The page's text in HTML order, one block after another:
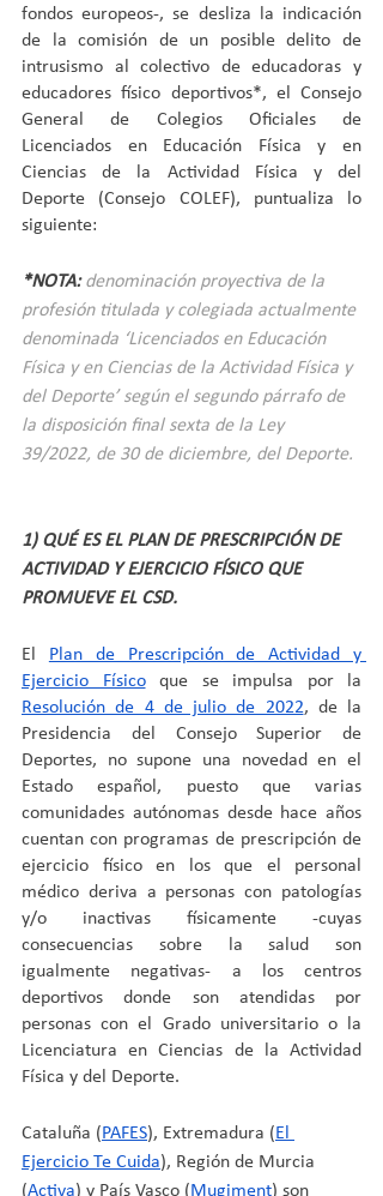
fondos europeos-, se desliza la indicación
de la comisión de un posible delito de
intrusismo al colectivo de educadoras y
educadores físico deportivos*, el Consejo
General de Colegios Oficiales de
Licenciados en Educación Física y en
Ciencias de la Actividad Física y del
Deporte (Consejo COLEF), puntualiza lo
siguiente:
*NOTA: denominación proyectiva de la
profesión titulada y colegiada actualmente
denominada ‘Licenciados en Educación
Física y en Ciencias de la Actividad Física y
del Deporte’ según el segundo párrafo de
la disposición final sexta de la Ley
39/2022, de 30 de diciembre, del Deporte.
1) QUÉ ES EL PLAN DE PRESCRIPCIÓN DE
ACTIVIDAD Y EJERCICIO FÍSICO QUE
PROMUEVE EL CSD.
El
Plan de Prescripción de Actividad y
Ejercicio Físico
Resolución de 4 de julio de 2022, de la
Presidencia del Consejo Superior de
Deportes, no supone una novedad en el
Estado español, puesto que varias
comunidades autónomas desde hace años
cuentan con programas de prescripción de
ejercicio físico en los que el personal
médico deriva a personas con patologías
y/o inactivas físicamente -cuyas
consecuencias sobre la salud son
igualmente negativas- a los centros
deportivos donde son atendidas por
personas con el Grado universitario o la
Licenciatura en Ciencias de la Actividad
Física y del Deporte.
Cataluña (PAFES), Extremadura (El
Ejercicio Te Cuida), Región de Murcia
(Activa) y País Vasco (Mugiment) son